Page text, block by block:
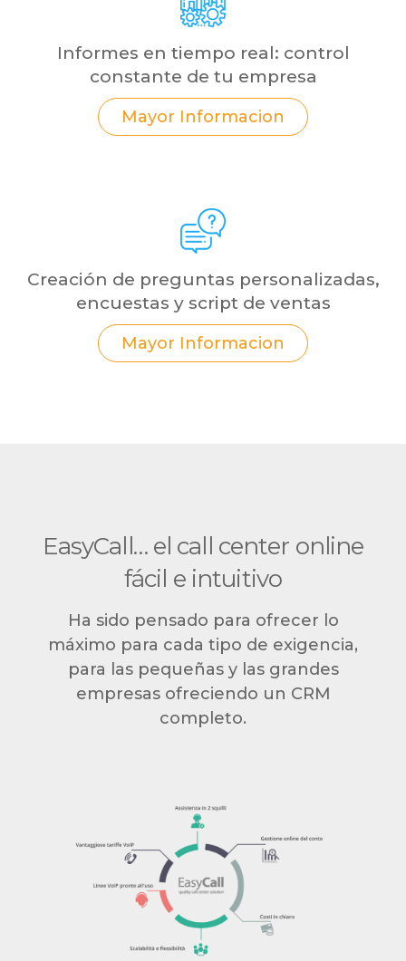
Informes en tiempo real: control
constante de tu empresa
Mayor Informacion
Creación de preguntas personalizadas,
encuestas y script de ventas
Mayor Informacion
EasyCall… el call center online
fácil e intuitivo
Ha sido pensado para ofrecer lo
máximo para cada tipo de exigencia,
para las pequeñas y las grandes
empresas ofreciendo un CRM
completo.